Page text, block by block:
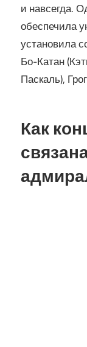
и навсегда.
обеспечила
установила
Бо-Катан
Паскаль),
Как